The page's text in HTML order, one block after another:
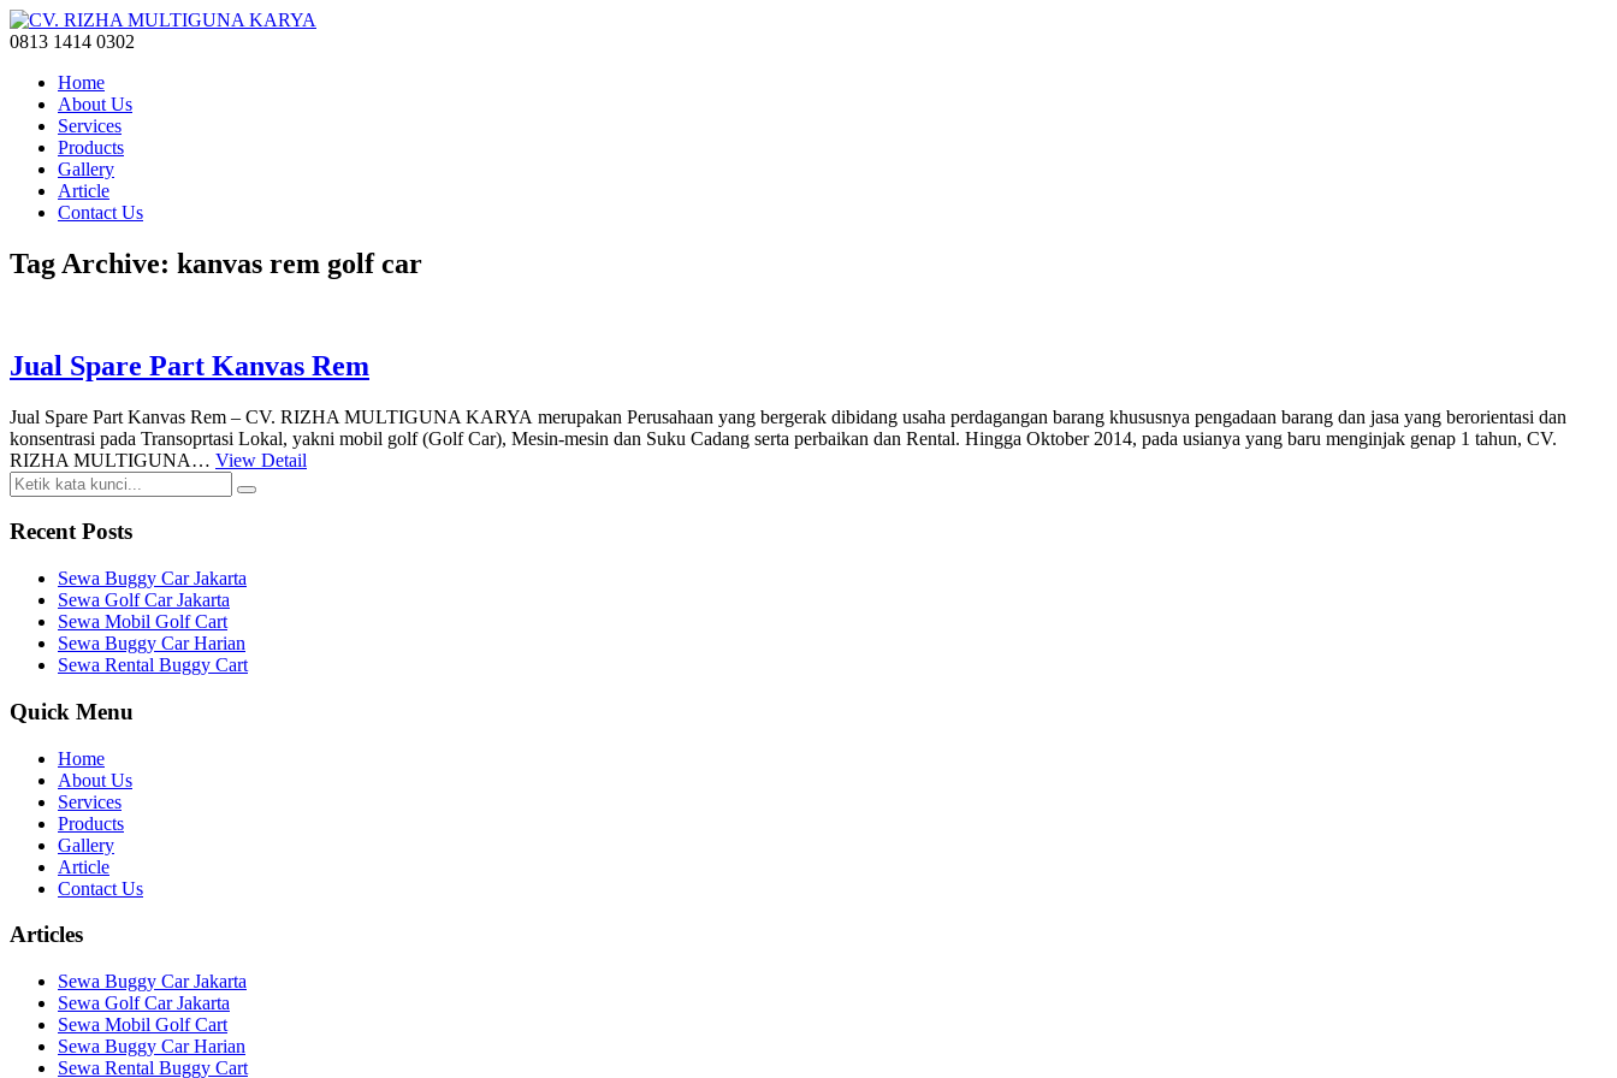
0813 1414 0302
Home
About Us
Services
Products
Gallery
Article
Contact Us
Tag Archive: kanvas rem golf car
Jual Spare Part Kanvas Rem
Jual Spare Part Kanvas Rem – CV. RIZHA MULTIGUNA KARYA merupakan Perusahaan yang bergerak dibidang usaha perdagangan barang khususnya pengadaan barang dan jasa yang berorientasi dan
konsentrasi pada Transoprtasi Lokal, yakni mobil golf (Golf Car), Mesin-mesin dan Suku Cadang serta perbaikan dan Rental. Hingga Oktober 2014, pada usianya yang baru menginjak genap 1 tahun, CV.
RIZHA MULTIGUNA… View Detail
Recent Posts
Sewa Buggy Car Jakarta
Sewa Golf Car Jakarta
Sewa Mobil Golf Cart
Sewa Buggy Car Harian
Sewa Rental Buggy Cart
Quick Menu
Home
About Us
Services
Products
Gallery
Article
Contact Us
Articles
Sewa Buggy Car Jakarta
Sewa Golf Car Jakarta
Sewa Mobil Golf Cart
Sewa Buggy Car Harian
Sewa Rental Buggy Cart